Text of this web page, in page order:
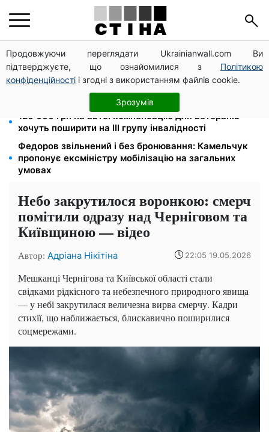
Продовжуючи переглядати Ukrainianwall.com Ви
підтверджуєте, що ознайомилися з Політикою
конфіденційності і згодні з використанням файлів cookie.
Зрозумів
Фейкові сайти сервісних центрів МВС: шахраї
виманюють гроші у водіїв перед виїздом за кордон
Яйця від 19,90 грн за десяток: АТБ, Сільпо, Varus та
Ашан переписали цінники в серпні
120 000 грн на авто: компенсацію для ветеранів
хочуть поширити на III групу інвалідності
Федоров звільнений і без бронювання: Камельчук
пропонує ексміністру мобілізацію на загальних
умовах
Небо закрутилося воронкою: смерч
помітили одразу над Черніговом та
Київщиною — відео
Автор: Адріана Нікітіна 22:05 19.05.2026
Мешканці Чернігова та Київської області стали
свідками рідкісного та небезпечного природного явища
— у небі закрутилася величезна вирва смерчу. Кадри
стихії, що наближається, блискавично поширилися
соцмережами.